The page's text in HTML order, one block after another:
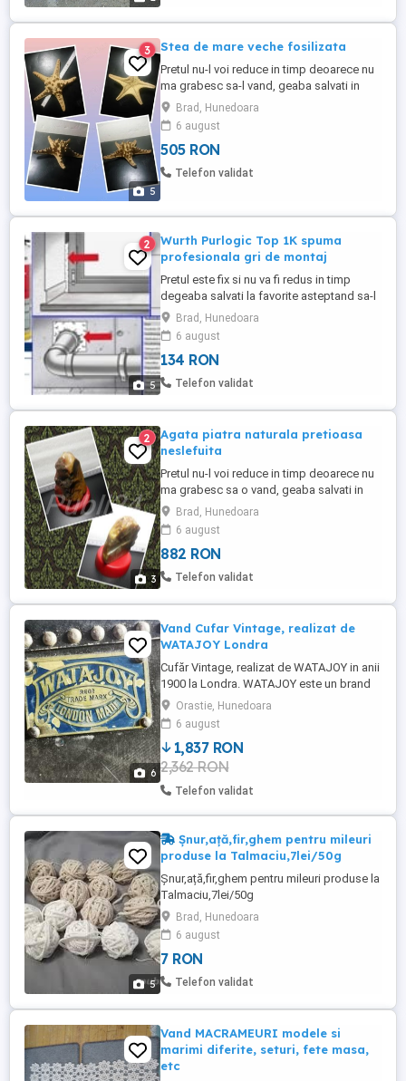
5
3 Stea de mare veche fosilizata
Pretul nu-l voi reduce in timp deoarece nu
ma grabesc sa-l vand, geaba salvati in
favorite crezand ca-l scad, normal il cresc
constant Doar 505 lei negociabil oricum
valoreaza mai mult de atat Nu o trimit cu
ramburs Care vor sa-mi vanda ori isi dau
cu parerea sau compara cu alte oferte
Brad, Hunedoara
6 august
505 RON
Telefon validat
5
2
Wurth Purlogic Top 1K spuma
profesionala gri de montaj
Pretul este fix si nu va fi redus in timp
degeaba salvati la favorite asteptand sa-l
reduc, ca practic il urc treptat Doar 134 lei
bucata oricum au valoare mult mai mare
de atat exact cum se vede in foto exemplu
Dar este negociabil doar pentru toate la
pachet ce au ramas Nu trimit cu ramburs
Brad, Hunedoara
6 august
134 RON
Telefon validat
3
2
Agata piatra naturala pretioasa
neslefuita
Pretul nu-l voi reduce in timp deoarece nu
ma grabesc sa o vand, geaba salvati in
favorite crezand ca-l scad, normal il cresc
constant Doar 882 lei negociabil oricum
valoreaza mai mult de atat Nu trimit cu
ramburs Care vor sa-mi vanda ori isi dau
cu parerea sau compara cu alte oferte
Brad, Hunedoara
6 august
882 RON
Telefon validat
6
Vand Cufar Vintage, realizat de
WATAJOY Londra
Cufăr Vintage, realizat de WATAJOY in anii
1900 la Londra. WATAJOY este un brand
de valize din piele de vitel. Exteriorul
carcasei este intr-o stare bună pentru
vârsta sa, conform fotofrafiei. Exteriorul
valizei are balamale si închizători din
alamă, lipsește cheia de blocare.
Dimensiunile valizei sunt: ...
Orastie, Hunedoara
6 august
1,837 RON
2,362 RON
Telefon validat
5
Șnur,ață,fir,ghem pentru mileuri
produse la Talmaciu,7lei/50g
Șnur,ață,fir,ghem pentru mileuri produse la
Talmaciu,7lei/50g
Brad, Hunedoara
6 august
7 RON
Telefon validat
Vand MACRAMEURI modele si
marimi diferite, seturi, fete masa,
etc